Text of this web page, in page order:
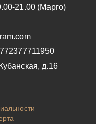
21.00 (Марго)
д.16